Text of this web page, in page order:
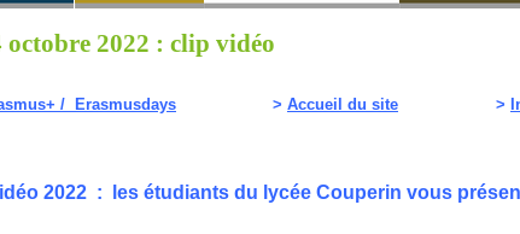
octobre 2022 : clip vidéo
2022 : les étudiants du lycée Couperin vous
> Accueil du site
/ Erasmusdays >